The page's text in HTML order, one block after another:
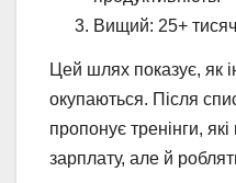
Вищий: 25+
Цей шлях показує, як
окупаються. Після
пропонує тренінги,
зарплату, але й